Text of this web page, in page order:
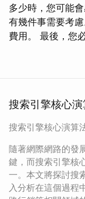
多少時，您可能
有幾件事需要考
費用。 最後，您
搜索引擎核心
搜索引擎核心演算
隨著網際網路的發
鍵，而搜索引擎核
一。本文將探討搜
入分析在這個過程